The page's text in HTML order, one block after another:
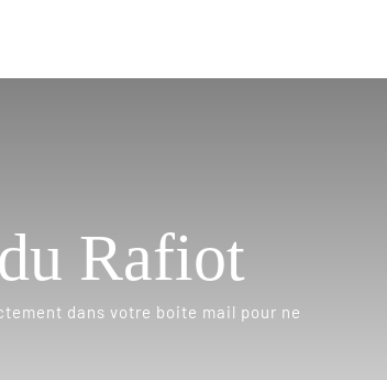
Rafiot
dans votre boite mail pour ne